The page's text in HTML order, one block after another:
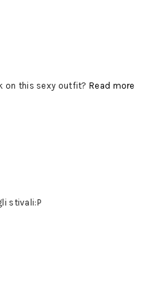
on this sexy outfit?Read more
stivali:P